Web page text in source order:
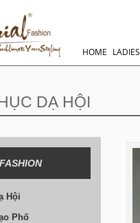
HOME
DẠ HỘI
Hội
Phố